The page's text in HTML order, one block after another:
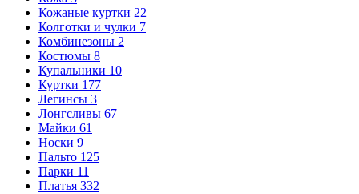
Кожаные куртки 22
Колготки и чулки 7
Комбинезоны 2
Костюмы 8
Купальники 10
Куртки 177
Легинсы 3
Лонгсливы 67
Майки 61
Носки 9
Пальто 125
Парки 11
Платья 332